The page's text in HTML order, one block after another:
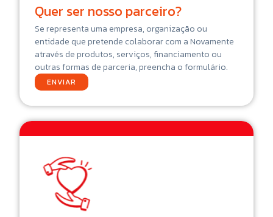
Quer ser nosso parceiro?
Se representa uma empresa, organização ou
entidade que pretende colaborar com a Novamente
através de produtos, serviços, financiamento ou
outras formas de parceria, preencha o formulário.
ENVIAR